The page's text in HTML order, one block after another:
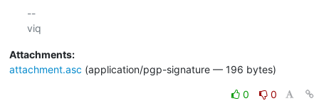
--
Attachments:
attachment.asc (application/pgp-signature — 196 bytes)
0
0